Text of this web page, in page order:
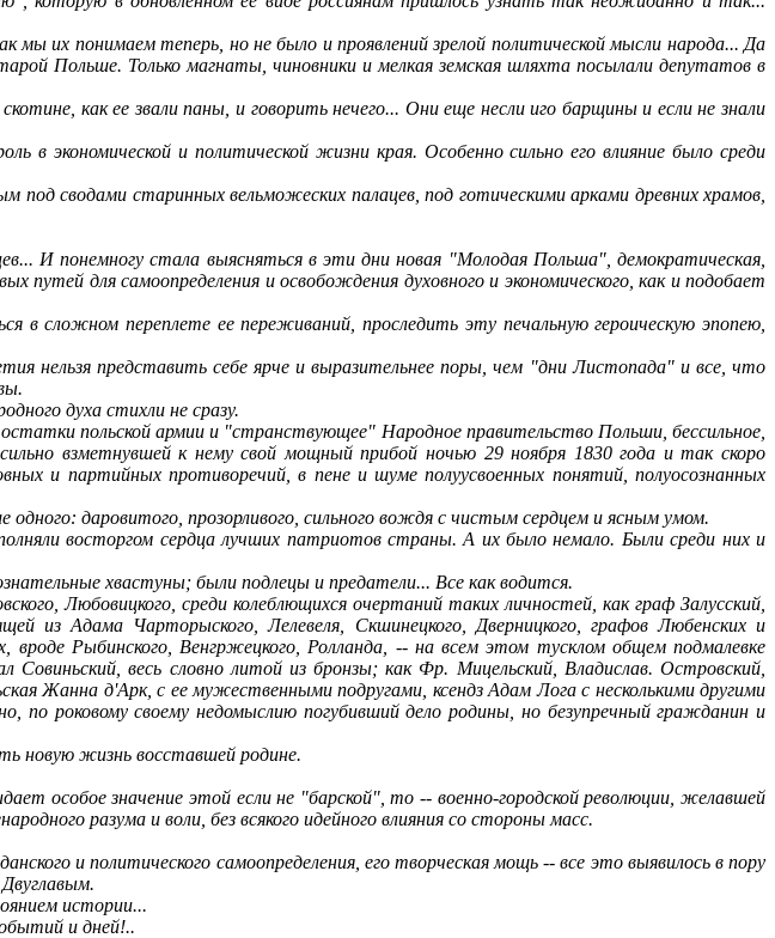
их понимаем теперь, но не было и проявлений зрелой политической мысли народа... Да
Польше. Только магнаты, чиновники и мелкая земская шляхта посылали депутатов в
как ее звали паны, и говорить нечего... Они еще несли иго барщины и если не знали
в экономической и политической жизни края. Особенно сильно его влияние было среди
под сводами старинных вельможеских палацев, под готическими арками древних храмов,
И понемногу стала выясняться в эти дни новая "Молодая Польша", демократическая,
путей для самоопределения и освобождения духовного и экономического, как и подобает
в сложном переплете ее переживаний, проследить эту печальную героическую эпопею,
нельзя представить себе ярче и выразительнее поры, чем "дни Листопада" и все, что
духа стихли не сразу.
польской армии и "странствующее" Народное правительство Польши, бессильное,
взметнувшей к нему свой мощный прибой ночью 29 ноября 1830 года и так скоро
и партийных противоречий, в пене и шуме полуусвоенных понятий, полуосознанных
даровитого, прозорливого, сильного вождя с чистым сердцем и ясным умом.
восторгом сердца лучших патриотов страны. А их было немало. Были среди них и
хвастуны; были подлецы и предатели... Все как водится.
Любовицкого, среди колеблющихся очертаний таких личностей, как граф Залусский,
из Адама Чарторыского, Лелевеля, Скшинецкого, Дверницкого, графов Любенских и
вроде Рыбинского, Венгржецкого, Ролланда, -- на всем этом тусклом общем подмалевке
весь словно литой из бронзы; как Фр. Мицельский, Владислав. Островский,
Жанна д'Арк, с ее мужественными подругами, ксендз Адам Лога с несколькими другими
по роковому своему недомыслию погубивший дело родины, но безупречный гражданин и
новую жизнь восставшей родине.
особое значение этой если не "барской", то-- военно-городской революции, желавшей
разума и воли, без всякого идейного влияния со стороны масс.
и политического самоопределения, его творческая мощь--все это выявилось в пору
истории...
и дней!..